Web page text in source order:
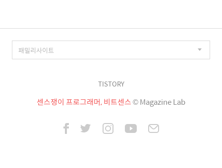
TISTORY
센스쟁이 프로그래머, 비트센스© Magazine Lab